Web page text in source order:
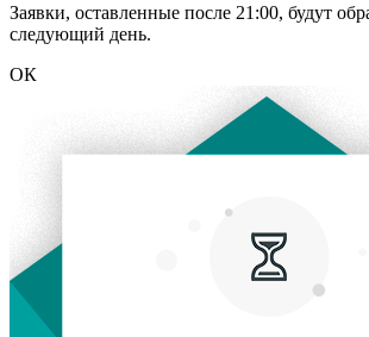
Заявки, оставленные после 21:00, будут
следующий день.
ОК